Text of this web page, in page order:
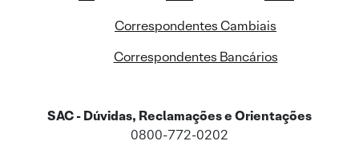
Correspondentes Cambiais
Correspondentes Bancários
SAC - Dúvidas, Reclamações e Orientações
0800-772-0202